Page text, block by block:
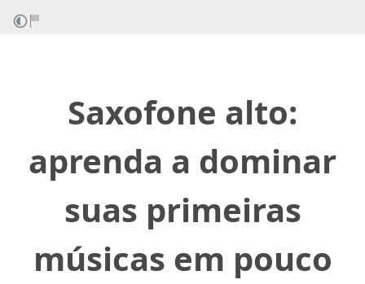
Saxofone alto:
aprenda a dominar
suas primeiras
músicas em pouco